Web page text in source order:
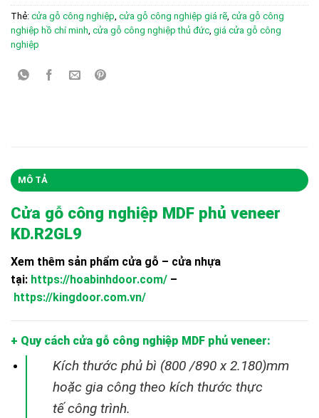
Thẻ: cửa gỗ công nghiệp cửa gỗ công nghiệp giá rẽ cửa gỗ công
nghiệp hồ chí minh cửa gỗ công nghiệp thủ đức giá cửa gỗ công
nghiệp
MÔ TẢ
Cửa gỗ công nghiệp MDF phủ veneer
KD.R2GL9
Xem thêm sản phẩm cửa gỗ – cửa nhựa
tại: https://hoabinhdoor.com/ –
https://kingdoor.com.vn/
+ Quy cách cửa gỗ công nghiệp MDF phủ veneer:
Kích thước phủ bì (800 /890 x 2.180)mm
hoặc gia công theo kích thước thực
tếcông trình.